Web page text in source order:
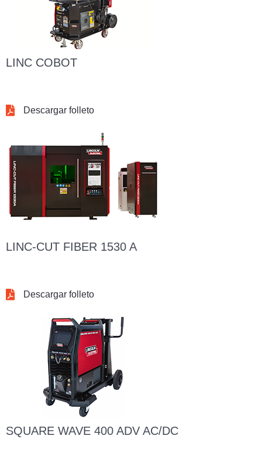
LINC COBOT
Descargar folleto
LINC-CUT FIBER 1530 A
Descargar folleto
SQUARE WAVE 400 ADV AC/DC